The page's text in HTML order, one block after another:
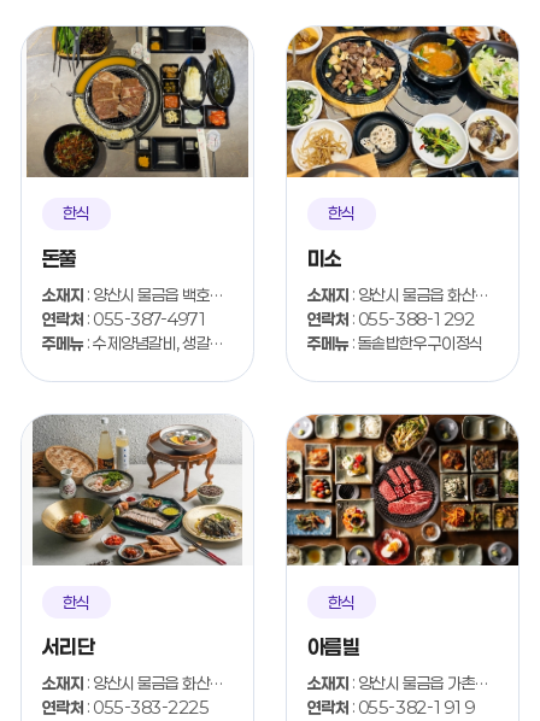
한식
돈쭐
소재지 : 양산시 물금읍 백호2길 24-11
연락처 : 055-387-4971
주메뉴 : 수제양념갈비, 생갈비, LA갈비
한식
미소
소재지 : 양산시 물금읍 화산길 70
연락처 : 055-388-1292
주메뉴 : 돌솥밥한우구이정식
한식
서리단
소재지 : 양산시 물금읍 화산길 10
연락처 : 055-383-2225
한식
아름빌
소재지 : 양산시 물금읍 가촌서로 17-22
연락처 : 055-382-1919